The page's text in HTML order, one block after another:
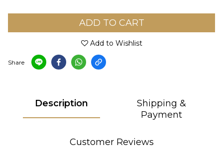
ADD TO CART
Add to Wishlist
Share
Description
Shipping &
Payment
Customer Reviews